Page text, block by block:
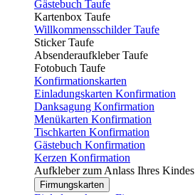
Gästebuch Taufe
Kartenbox Taufe
Willkommensschilder Taufe
Sticker Taufe
Absenderaufkleber Taufe
Fotobuch Taufe
Konfirmationskarten
Einladungskarten Konfirmation
Danksagung Konfirmation
Menükarten Konfirmation
Tischkarten Konfirmation
Gästebuch Konfirmation
Kerzen Konfirmation
Aufkleber zum Anlass Ihres Kindes
Firmungskarten